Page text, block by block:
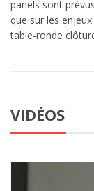
panels sont
que sur les
table-ronde
VIDÉOS